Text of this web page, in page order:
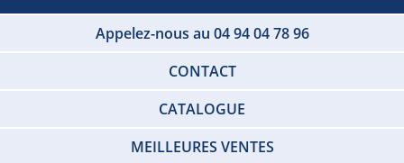
Appelez-nous au 04 94 04 78 96
CONTACT
CATALOGUE
MEILLEURES VENTES